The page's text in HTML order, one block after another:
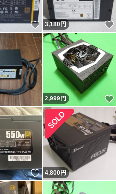
いいね！
3,180円
2,999円
いいね！
4,800円